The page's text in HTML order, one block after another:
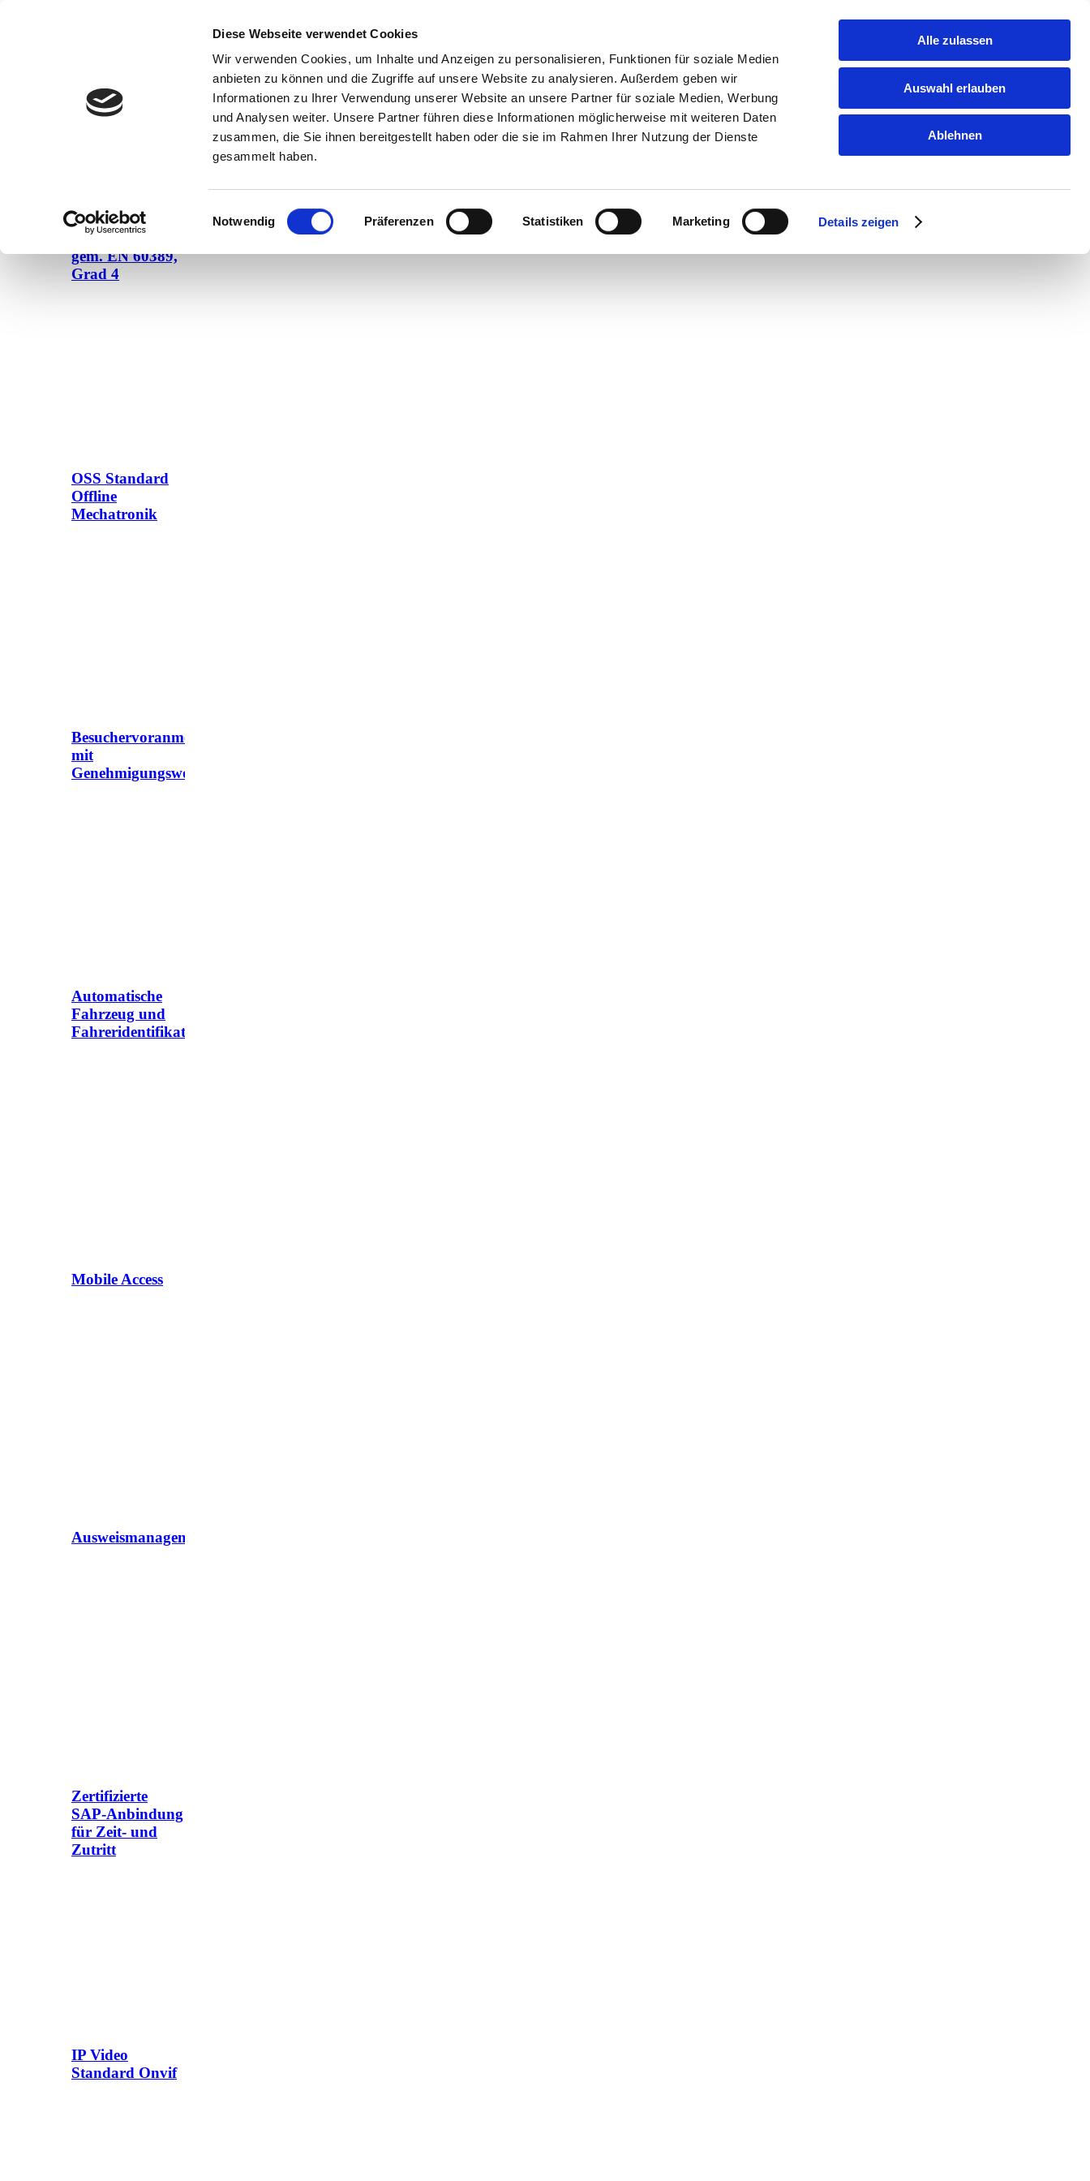
Diese Webseite verwendet Cookies
Wir verwenden Cookies, um Inhalte und Anzeigen zu personalisieren, Funktionen für soziale Medien
anbieten zu können und die Zugriffe auf unsere Website zu analysieren. Außerdem geben wir
Informationen zu Ihrer Verwendung unserer Website an unsere Partner für soziale Medien, Werbung
und Analysen weiter. Unsere Partner führen diese Informationen möglicherweise mit weiteren Daten
zusammen, die Sie ihnen bereitgestellt haben oder die sie im Rahmen Ihrer Nutzung der Dienste
gesammelt haben.
Einwilligungsauswahl
Notwendig Präferenzen Statistiken Marketing Details zeigen
Alle zulassen
Auswahl erlauben
Ablehnen
Impressum
Datenschutz
Online-
Zutrittskontrolle
gem. EN 60389,
Grad 4
OSS Standard
Offline
Mechatronik
Besuchervoranmeldung
mit
Genehmigungsworkflow
Automatische
Fahrzeug und
Fahreridentifikation
Mobile Access
Ausweismanagement
Zertifizierte
SAP-Anbindung
für Zeit- und
Zutritt
IP Video
Standard Onvif